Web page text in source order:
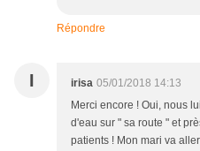
Répondre
I irisa 05/01/2018 14:13
Merci encore ! Oui, nous
d'eau sur " sa route " et
patients ! Mon mari va